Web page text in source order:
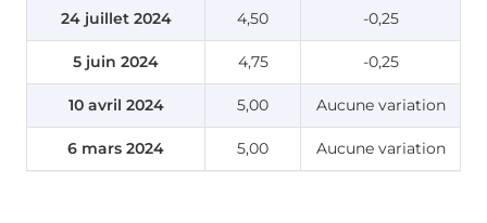
24 juillet 2024 4,50 -0,25
5 juin 2024 4,75 -0,25
10 avril 2024 5,00 Aucune variation
6 mars 2024 5,00 Aucune variation